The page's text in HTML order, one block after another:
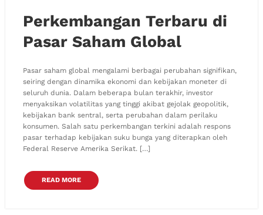
Perkembangan Terbaru di
Pasar Saham Global
Pasar saham global mengalami berbagai perubahan signifikan,
seiring dengan dinamika ekonomi dan kebijakan moneter di
seluruh dunia. Dalam beberapa bulan terakhir, investor
menyaksikan volatilitas yang tinggi akibat gejolak geopolitik,
kebijakan bank sentral, serta perubahan dalam perilaku
konsumen. Salah satu perkembangan terkini adalah respons
pasar terhadap kebijakan suku bunga yang diterapkan oleh
Federal Reserve Amerika Serikat. […]
READ MORE